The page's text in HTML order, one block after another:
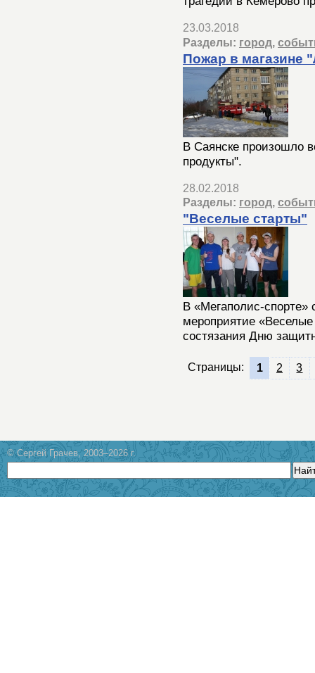
23.03.2018
Разделы: город,
Пожар в магазине
В Саянске произошло
продукты".
28.02.2018
Разделы: город,
"Веселые старты"
В «Мегаполис-спорте»
мероприятие
состязания Дню
Страницы: 1 2 3
© Сергей Грачев, 2003–2026 г.